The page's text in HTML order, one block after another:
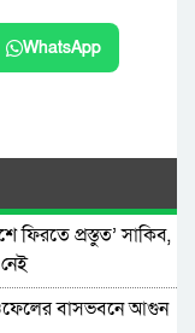
WhatsApp
ফিরতে প্রস্তুত’ সাকিব,
নওফেলের বাসভবনে আগুন